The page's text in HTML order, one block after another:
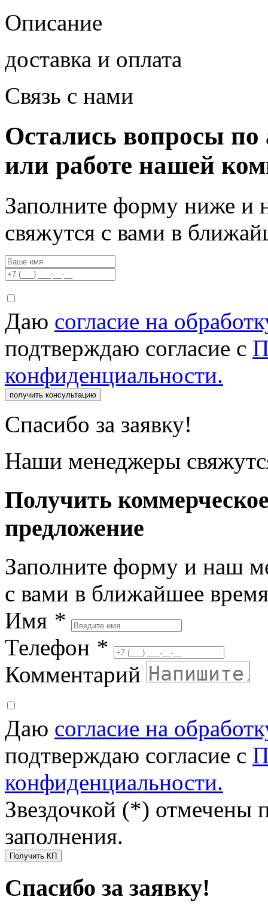
Описание
доставка и оплата
Связь с нами
Остались вопросы по
или работе нашей
Заполните форму ниже и
свяжутся с вами в
Даю согласие на
подтверждаю согласие с
конфиденциальности.
получить консультацию
Спасибо за заявку!
Наши менеджеры
Получить
предложение
Заполните форму и наш
с вами в ближайшее время
Имя *
Телефон *
Комментарий
Даю согласие на
подтверждаю согласие с
конфиденциальности.
Звездочкой (*) отмечены
заполнения.
Получить КП
Спасибо за заявку!